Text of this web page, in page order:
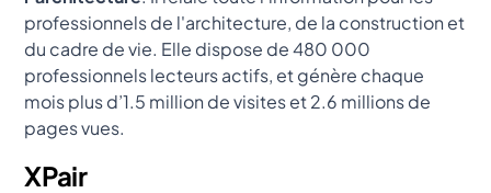
professionnels de l'architecture, de la construction et
du cadre de vie. Elle dispose de 480 000
professionnels lecteurs actifs, et génère chaque
mois plus d’1.5 million de visites et 2.6 millions de
pages vues.
XPair